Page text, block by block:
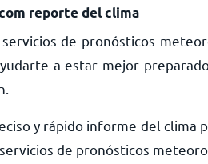
reporte del clima
de pronósticos
a estar mejor
y rápido informe del clima
de pronósticos